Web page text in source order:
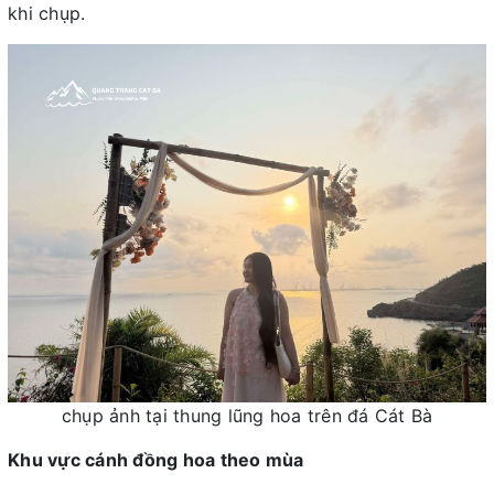
khi chụp.
chụp ảnh tại thung lũng hoa trên đá Cát Bà
Khu vực cánh đồng hoa theo mùa